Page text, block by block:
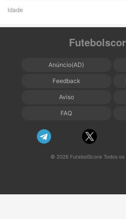
Idade
Anúncio(AD)
Feedback
Aviso
FAQ
© 2026 FutebolScore Todos os